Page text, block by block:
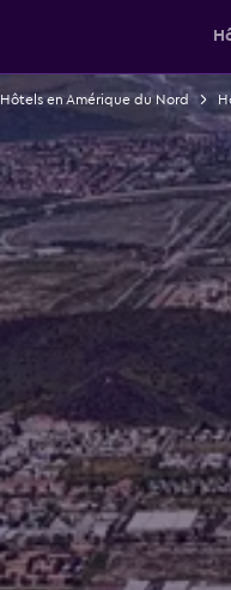
Hôtels en Amérique du Nord